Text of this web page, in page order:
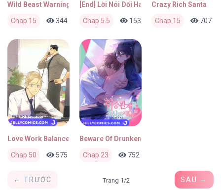
Wild Beast Warning
Chap 15 344 0 3 tháng trước
[End] Lời Nói Dối Hay Sự Thật
Chap 5.5 153 0 3 tháng trước
Crazy Rich Santa
Chap 15 707
Love Work Balance
Chap 50 575 0 3 tháng trước
Beware Of Drunken Relationships
Chap 23 752
← TRƯỚC Trang 1/2 SAU →